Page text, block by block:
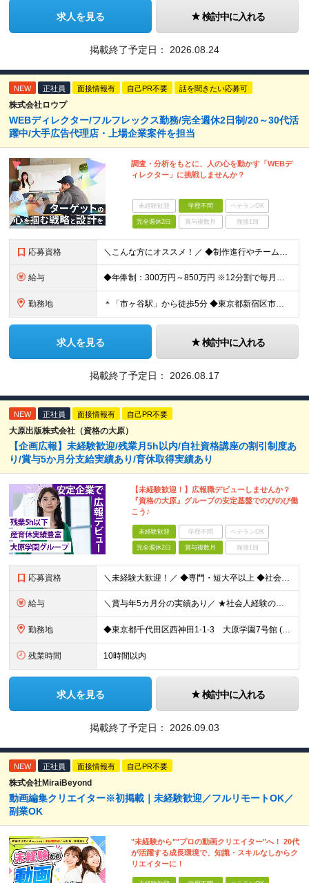
求人を見る 検討中に入れる
掲載終了予定日： 2026.08.24
NEW 正社員 面接情報有 自己PR不要 話を聞きたい応募可
株式会社ロウプ
WEBディレクター/フルフレックス勤務/完全週休2日制/20～30代活
躍中/大手広告代理店・上場企業案件を担当
調査・分析をもとに、人の心を動かす「WEBデ
ィレクター」に挑戦しませんか？
未経験歓迎 学歴不問 ベテランOK
完全週休2日 賞与複数月 面接1回
応募資格 ＼こんな方にオススメ！／ ◆制作進行やチームでのプロジェクト経験がある方 ◆クライアントや社内メンバーと円滑にコミュニケーションを取れる方 ◆WEBやアプリ制作の進行やディレクションの実務経験をお持
給与 ◆年俸制：300万円～850万円 ※12分割で毎月支給 ※アシスタント（WEBディレクターを目指しているWEBデザイナーや コーダーなど関連スキルをお持ちの方、新卒や第二新卒の方）も含め、 スキル
勤務地 ＊「市ヶ谷駅」から徒歩5分 ◆東京都新宿区市谷左内町5 4F (変更の範囲)上記を除く当社関連勤務地
求人を見る 検討中に入れる
掲載終了予定日： 2026.08.17
NEW 正社員 面接情報有 自己PR不要
大原出版株式会社（資格の大原）
【企画広報】未経験歓迎/残業月5h以内/自社資格講座の割引制度あ
り/賞与5か月分支給実績あり/育休取得実績あり
【未経験歓迎！】広報職デビューしませんか？
『資格の大原』グループの安定基盤でのびのび働
こう♪
未経験歓迎 学歴不問 ベテランOK
完全週休2日 賞与複数月 面接1回
応募資格 ＼未経験大歓迎！／ ◆専門・短大卒以上 ◆社会人経験がある方 いろいろやってみたい！という意欲があればOK◎
給与 ＼賞与年5カ月分の実績あり／ ★社会人経験の年数に応じて給与アップ！ ★実績に応じたベースアップも年1回実施しています ★資格等をお持ちの方は、月給40万円可能！ 【想定年収】400～800万円
勤務地 ◆東京都千代田区西神田1-1-3 大原学園7号館 (変更の範囲)上記を除く当社関連勤務地
残業時間 10時間以内
求人を見る 検討中に入れる
掲載終了予定日： 2026.09.03
NEW 正社員 面接情報有 自己PR不要
株式会社MiraiBeyond
動画編集クリエイター※初掲載｜未経験歓迎／フルリモートOK／
副業OK
"未経験から""プロの動画クリエイター"へ！ 20代
が活躍する成長環境で、知識・スキルなしからク
リエイターに！